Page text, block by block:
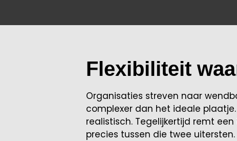
Flexibiliteit
Organisaties streven naar
complexer dan het ideale
realistisch. Tegelijkertijd remt
precies tussen die twee uitersten.